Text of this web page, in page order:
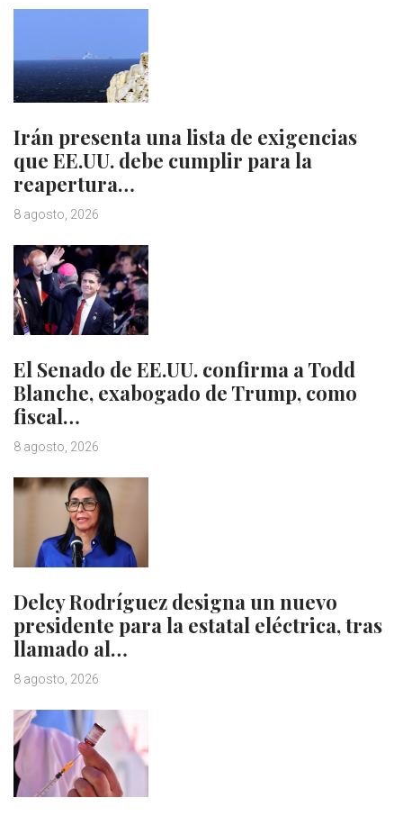
Irán presenta una lista de exigencias
que EE.UU. debe cumplir para la
reapertura…
8 agosto, 2026
El Senado de EE.UU. confirma a Todd
Blanche, exabogado de Trump, como
fiscal…
8 agosto, 2026
Delcy Rodríguez designa un nuevo
presidente para la estatal eléctrica, tras
llamado al…
8 agosto, 2026